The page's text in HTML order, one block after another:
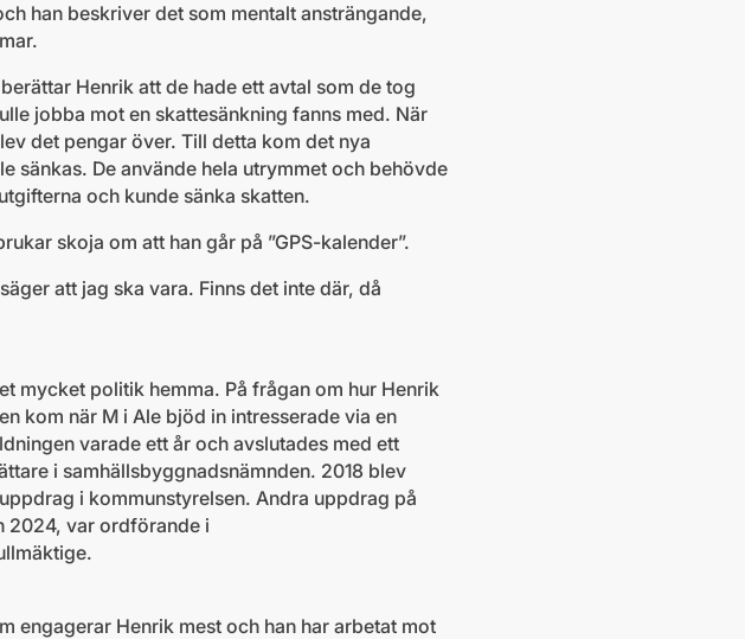
han beskriver det som mentalt ansträngande,
Henrik att de hade ett avtal som de tog
jobba mot en skattesänkning fanns med. När
det pengar över. Till detta kom det nya
sänkas. De använde hela utrymmet och behövde
och kunde sänka skatten.
skoja om att han går på ”GPS-kalender”.
att jag ska vara. Finns det inte där, då
mycket politik hemma. På frågan om hur Henrik
kom när M i Ale bjöd in intresserade via en
varade ett år och avslutades med ett
i samhällsbyggnadsnämnden. 2018 blev
i kommunstyrelsen. Andra uppdrag på
2024, var ordförande i
engagerar Henrik mest och han har arbetat mot